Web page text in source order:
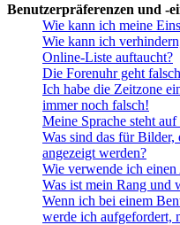
Benutzerpräferenzen und -
Wie kann ich meine
Wie kann ich
Online-Liste auftaucht?
Die Forenuhr geht
Ich habe die Zeitzone
immer noch falsch!
Meine Sprache steht
Was sind das für Bilder,
angezeigt werden?
Wie verwende ich einen
Was ist mein Rang und
Wenn ich bei einem
werde ich aufgefordert,